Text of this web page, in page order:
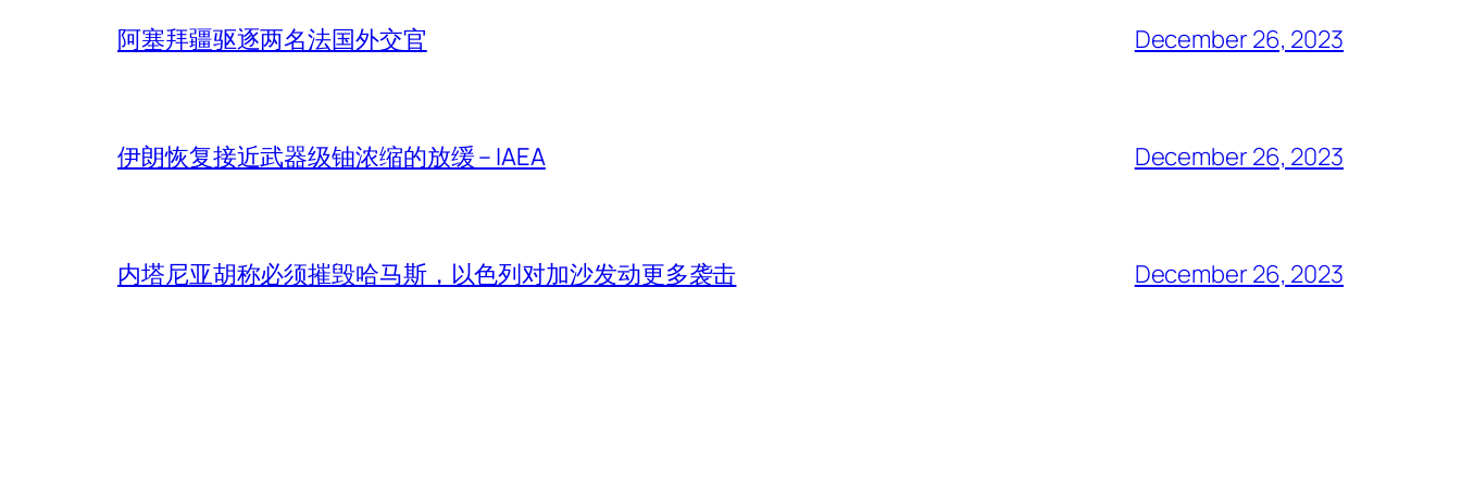
阿塞拜疆驱逐两名法国外交官 December 26, 2023
伊朗恢复接近武器级铀浓缩的放缓 – IAEA December 26, 2023
内塔尼亚胡称必须摧毁哈马斯，以色列对加沙发动更多袭击 December 26, 2023